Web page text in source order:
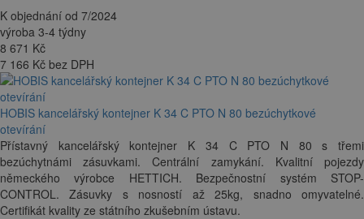
K objednání od 7/2024
výroba 3-4 týdny
8 671 Kč
7 166 Kč bez DPH
HOBIS kancelářský kontejner K 34 C PTO N 80 bezúchytkové
otevírání
Přístavný kancelářský kontejner K 34 C PTO N 80 s třemi
bezúchytnámi zásuvkami. Centrální zamykání. Kvalitní pojezdy
německého výrobce HETTICH. Bezpečnostní systém STOP-
CONTROL. Zásuvky s nosností až 25kg, snadno omyvatelné.
Certifikát kvality ze státního zkušebním ústavu.